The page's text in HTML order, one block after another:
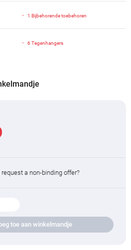
1 Bijbehorende toebehoren
6 Tegenhangers
a non-binding offer?
toe aan winkelmandje